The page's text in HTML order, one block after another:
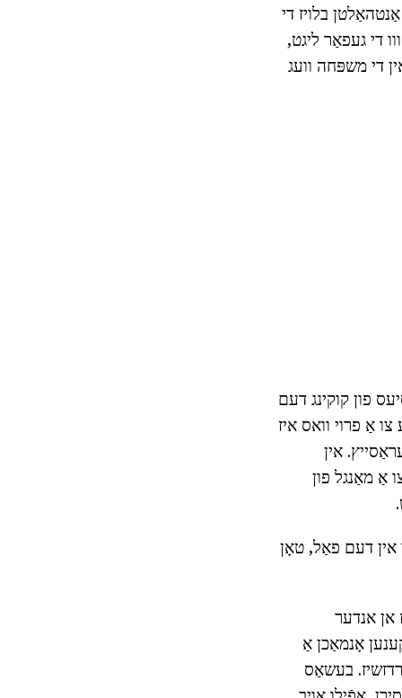
בלויז די
די געפאַר ליגט,
די משפּחה וועג
פון קוקינג דעם
אַ פרוי וואס איז
אין
אַ מאַנגל פון
אין דעם פאַל, טאָן
אן אנדער
אָנמאַכן אַ
בעשאַס